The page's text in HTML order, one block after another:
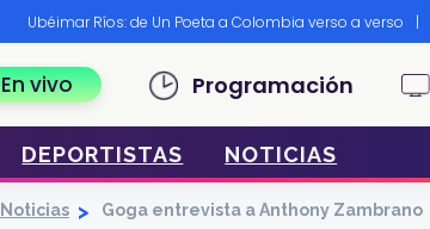
Ubéimar Ríos: de Un Poeta a Colombia verso a verso |
En vivo Navegación principalProgramación
DEPORTISTAS NOTICIAS
Noticias Goga entrevista a Anthony Zambrano